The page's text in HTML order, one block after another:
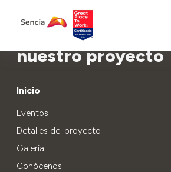
Aprende más sobre
nuestro proyecto
Inicio
Eventos
Detalles del proyecto
Galería
Conócenos